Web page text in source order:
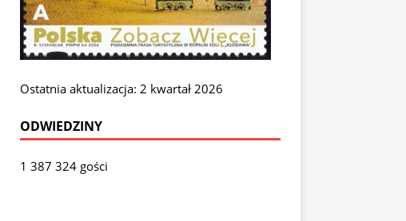
Ostatnia aktualizacja: 2 kwartał 2026
ODWIEDZINY
1 387 324 gości